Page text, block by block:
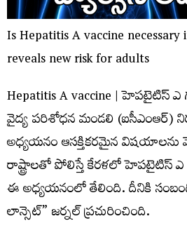
Is Hepatitis A vaccine
reveals new risk for adults
Hepatitis A vaccine | హెపటైటిస్
వైద్య పరిశోధన మండలి
అధ్యయనం ఆసక్తికరమైన విషయాలను
రాష్ట్రాలతో పోలిస్తే కేరళలో హెపటైటిస్ ఎ
ఈ అధ్యయనంలో తేలింది. దీనికి
లాన్సెట్‌” జర్నల్‌ ప్రచురించింది.